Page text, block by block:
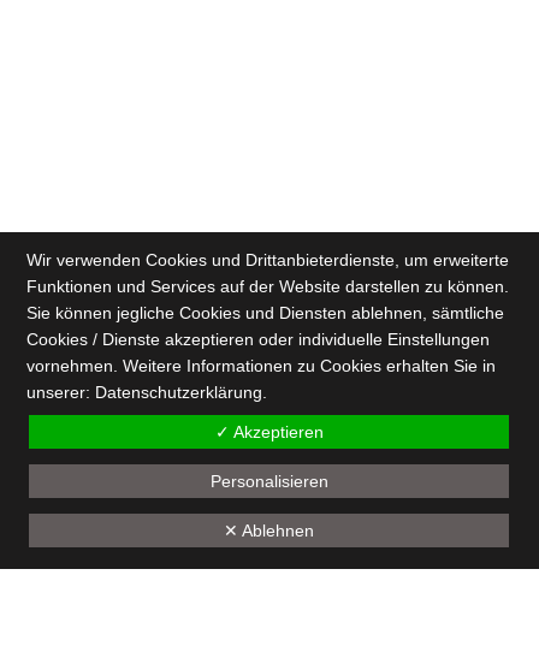
Wir verwenden Cookies und Drittanbieterdienste, um erweiterte
Funktionen und Services auf der Website darstellen zu können.
Sie können jegliche Cookies und Diensten ablehnen, sämtliche
Cookies / Dienste akzeptieren oder individuelle Einstellungen
vornehmen. Weitere Informationen zu Cookies erhalten Sie in
unserer: Datenschutz­erklärung.
✓ Akzeptieren
Personalisieren
✕ Ablehnen